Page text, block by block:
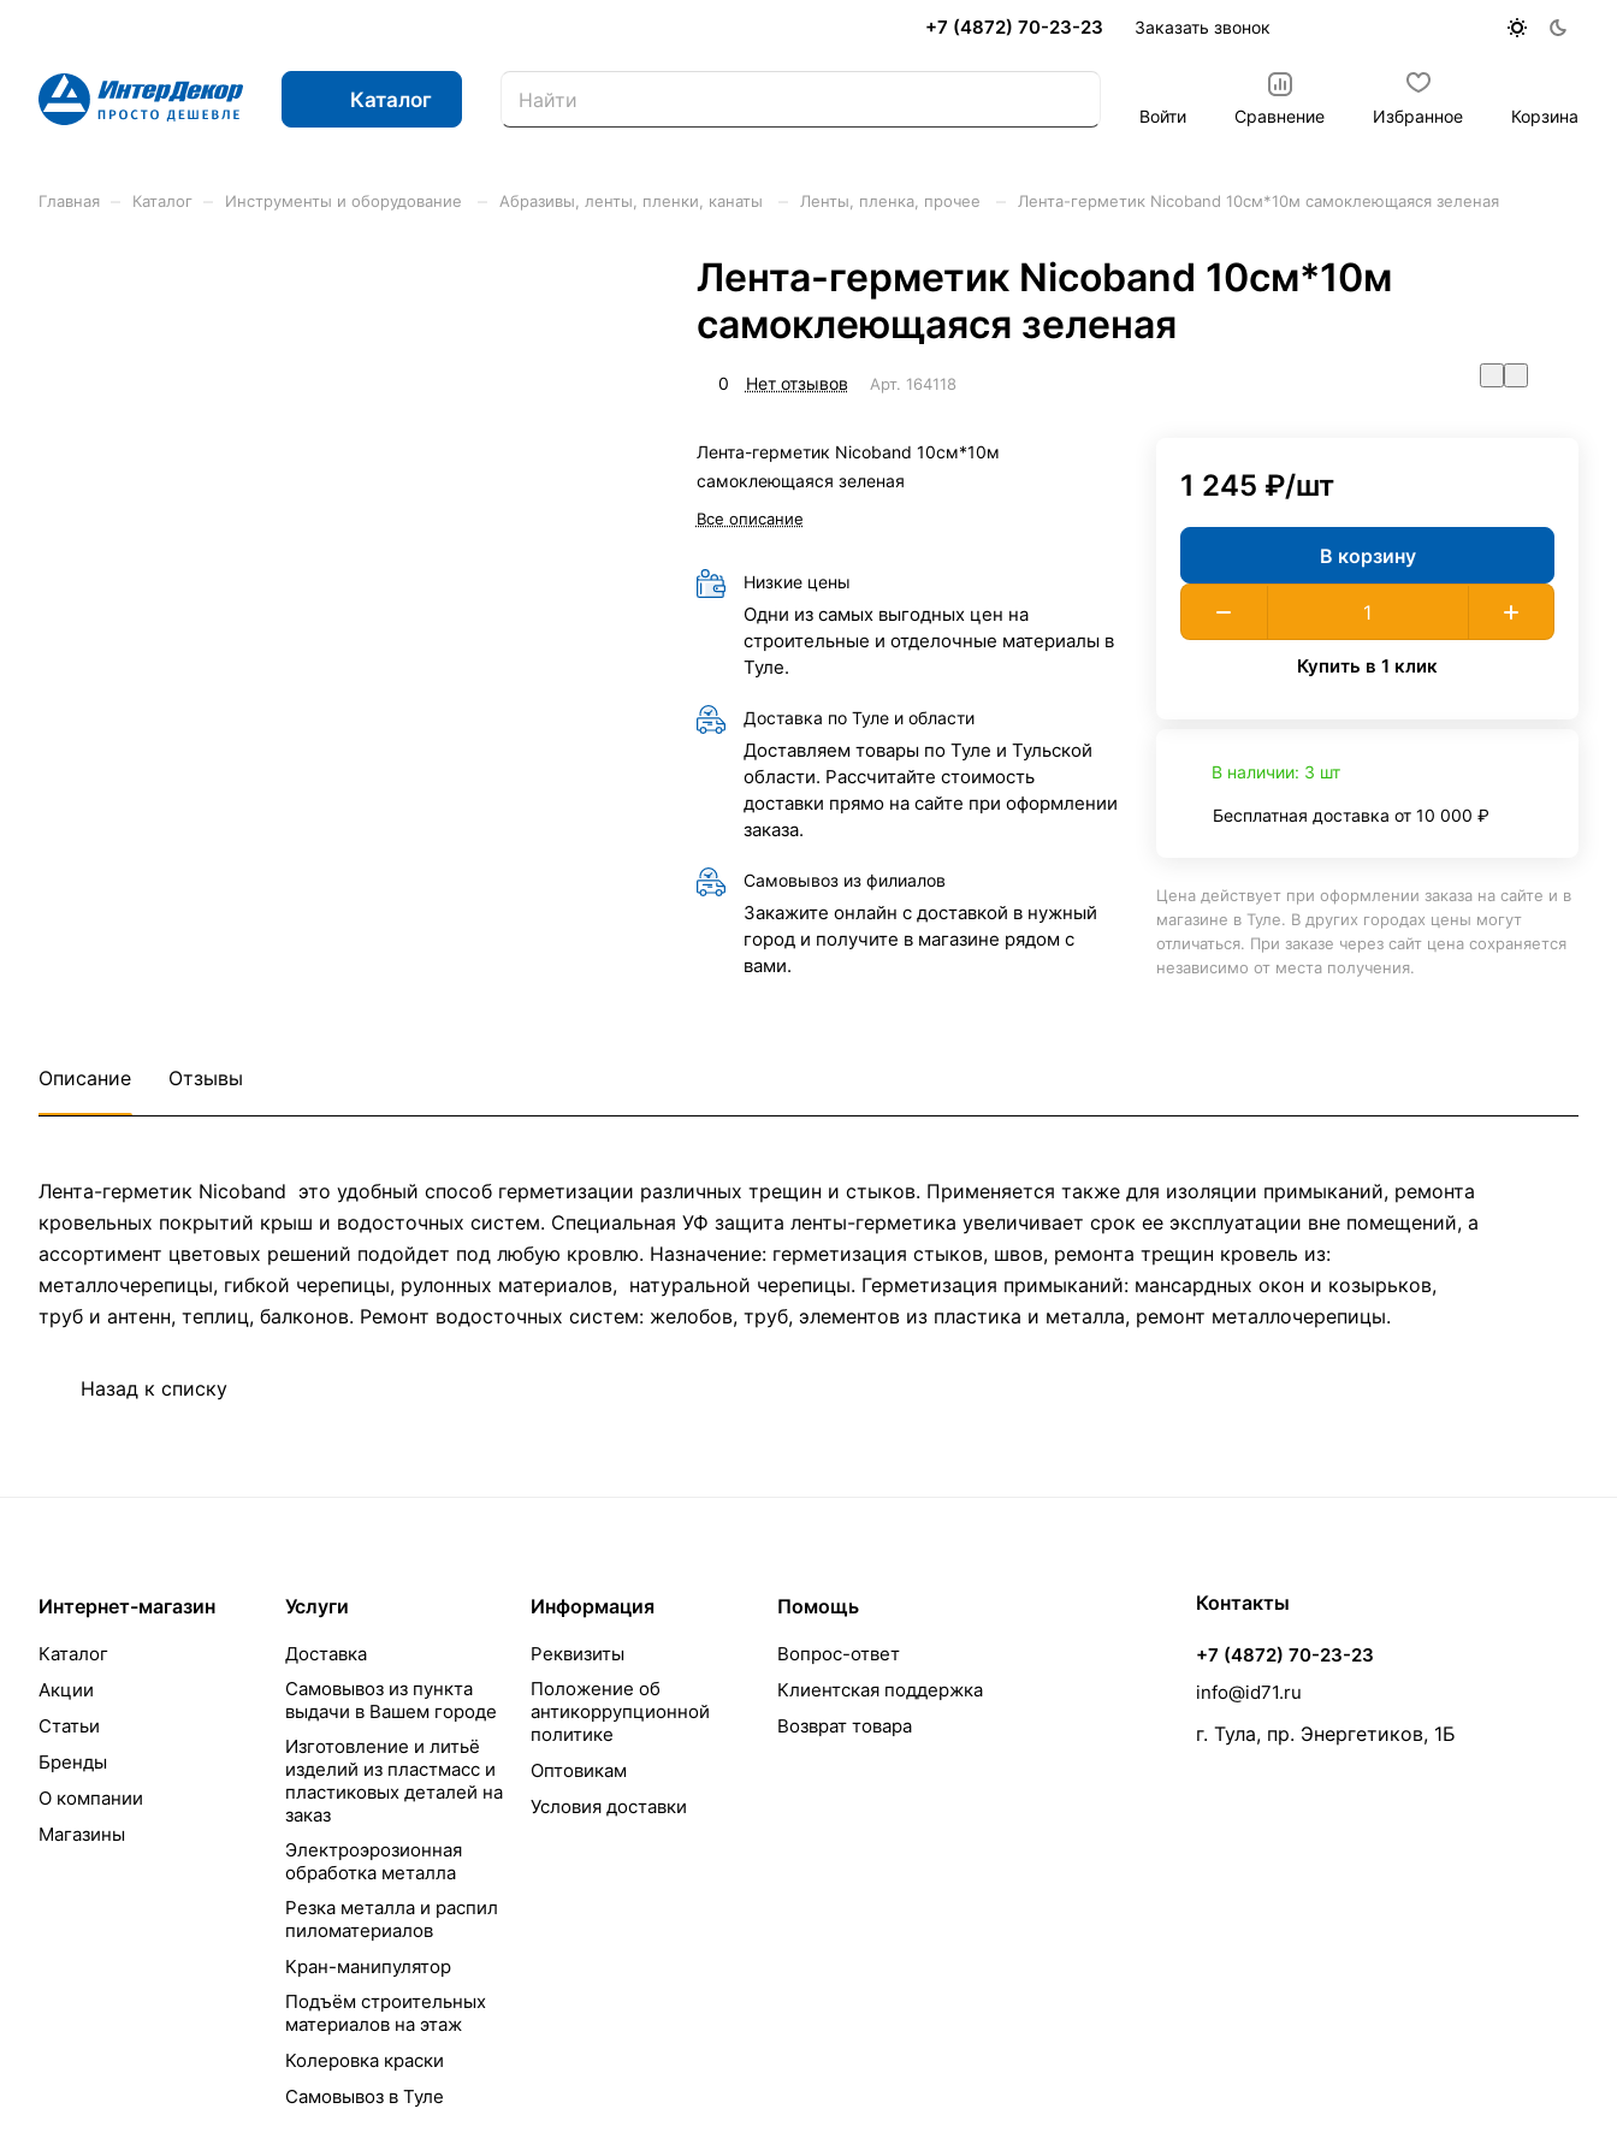
+7 (4872) 70-23-23 Заказать звонок
Каталог
Войти Сравнение Избранное Корзина
Главная Каталог Инструменты и оборудование Абразивы, ленты, пленки, канаты Ленты, пленка, прочее Лента-герметик Nicoband 10см*10м самоклеющаяся зеленая
Лента-герметик Nicoband 10см*10м
самоклеющаяся зеленая
0 Нет отзывов Арт. 164118
Лента-герметик Nicoband 10см*10м
самоклеющаяся зеленая
Все описание
Низкие цены
Одни из самых выгодных цен на
строительные и отделочные материалы в
Туле.
Доставка по Туле и области
Доставляем товары по Туле и Тульской
области. Рассчитайте стоимость
доставки прямо на сайте при оформлении
заказа.
Самовывоз из филиалов
Закажите онлайн с доставкой в нужный
город и получите в магазине рядом с
вами.
1 245 ₽/шт
В корзину
Купить в 1 клик
В наличии: 3 шт
Бесплатная доставка от 10 000 ₽
Цена действует при оформлении заказа на сайте и в
магазине в Туле. В других городах цены могут
отличаться. При заказе через сайт цена сохраняется
независимо от места получения.
Описание Отзывы
Лента-герметик Nicoband это удобный способ герметизации различных трещин и стыков. Применяется также для изоляции примыканий, ремонта
кровельных покрытий крыш и водосточных систем. Специальная УФ защита ленты-герметика увеличивает срок ее эксплуатации вне помещений, а
ассортимент цветовых решений подойдет под любую кровлю. Назначение: герметизация стыков, швов, ремонта трещин кровель из:
металлочерепицы, гибкой черепицы, рулонных материалов, натуральной черепицы. Герметизация примыканий: мансардных окон и козырьков,
труб и антенн, теплиц, балконов. Ремонт водосточных систем: желобов, труб, элементов из пластика и металла, ремонт металлочерепицы.
Назад к списку
Интернет-магазин
Каталог
Акции
Статьи
Бренды
О компании
Магазины
Услуги
Доставка
Самовывоз из пункта
выдачи в Вашем городе
Изготовление и литьё
изделий из пластмасс и
пластиковых деталей на
заказ
Электроэрозионная
обработка металла
Резка металла и распил
пиломатериалов
Кран-манипулятор
Подъём строительных
материалов на этаж
Колеровка краски
Самовывоз в Туле
Информация
Реквизиты
Положение об
антикоррупционной
политике
Оптовикам
Условия доставки
Помощь
Вопрос-ответ
Клиентская поддержка
Возврат товара
Контакты
+7 (4872) 70-23-23
info@id71.ru
г. Тула, пр. Энергетиков, 1Б